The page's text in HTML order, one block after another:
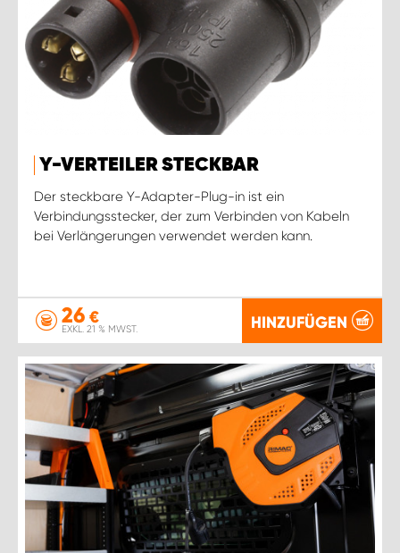
Y-VERTEILER STECKBAR
Der steckbare Y-Adapter-Plug-in ist ein
Verbindungsstecker, der zum Verbinden von Kabeln
bei Verlängerungen verwendet werden kann.
26 €
EXKL. 21 % MWST. HINZUFÜGEN